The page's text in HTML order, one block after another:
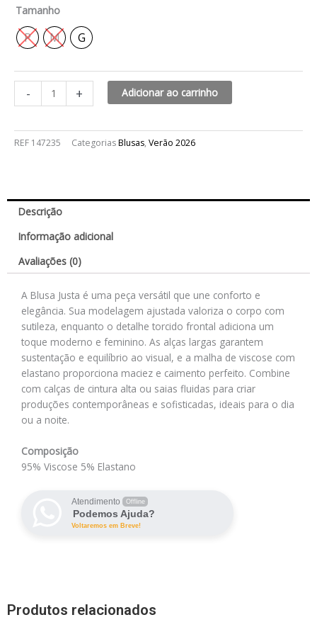
Tamanho
P M G
- + Adicionar ao carrinho
REF 147235 CategoriasBlusas, Verão 2026
Descrição
Informação adicional
Avaliações (0)
A Blusa Justa é uma peça versátil que une conforto e
elegância. Sua modelagem ajustada valoriza o corpo com
sutileza, enquanto o detalhe torcido frontal adiciona um
toque moderno e feminino. As alças largas garantem
sustentação e equilíbrio ao visual, e a malha de viscose com
elastano proporciona maciez e caimento perfeito. Combine
com calças de cintura alta ou saias fluidas para criar
produções contemporâneas e sofisticadas, ideais para o dia
ou a noite.
Composição
95% Viscose 5% Elastano
Atendimento Offline
Podemos Ajuda?
Voltaremos em Breve!
Produtos relacionados